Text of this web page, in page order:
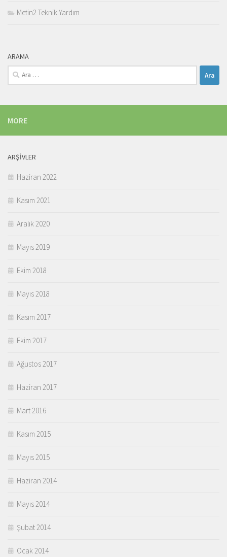
Metin2 Teknik Yardım
ARAMA
Arama:
MORE
ARŞIVLER
Haziran 2022
Kasım 2021
Aralık 2020
Mayıs 2019
Ekim 2018
Mayıs 2018
Kasım 2017
Ekim 2017
Ağustos 2017
Haziran 2017
Mart 2016
Kasım 2015
Mayıs 2015
Haziran 2014
Mayıs 2014
Şubat 2014
Ocak 2014